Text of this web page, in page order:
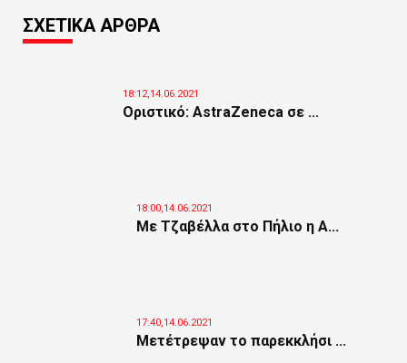
ΣΧΕΤΙΚΑ ΑΡΘΡΑ
18:12,14.06.2021
Οριστικό: AstraZeneca σε ...
18:00,14.06.2021
Με Τζαβέλλα στο Πήλιο η Α...
17:40,14.06.2021
Μετέτρεψαν το παρεκκλήσι ...